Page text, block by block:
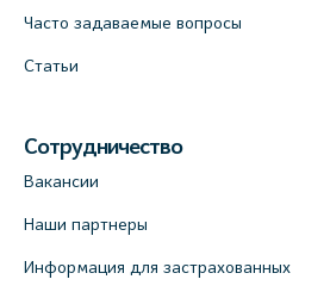
Часто задаваемые вопросы
Статьи
Сотрудничество
Вакансии
Наши партнеры
Информация для застрахованных